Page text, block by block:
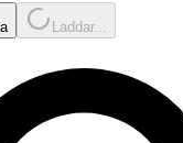
Laddar...